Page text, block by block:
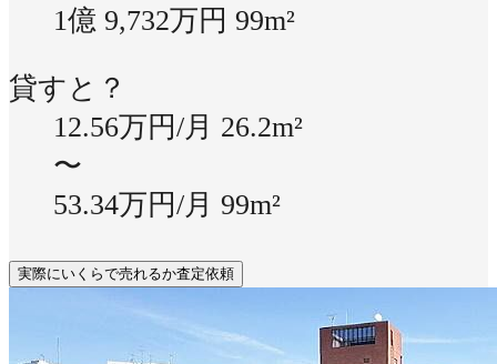
1億 9,732万円 99m²
貸すと？
12.56万円/月 26.2m²
〜
53.34万円/月 99m²
実際にいくらで売れるか査定依頼